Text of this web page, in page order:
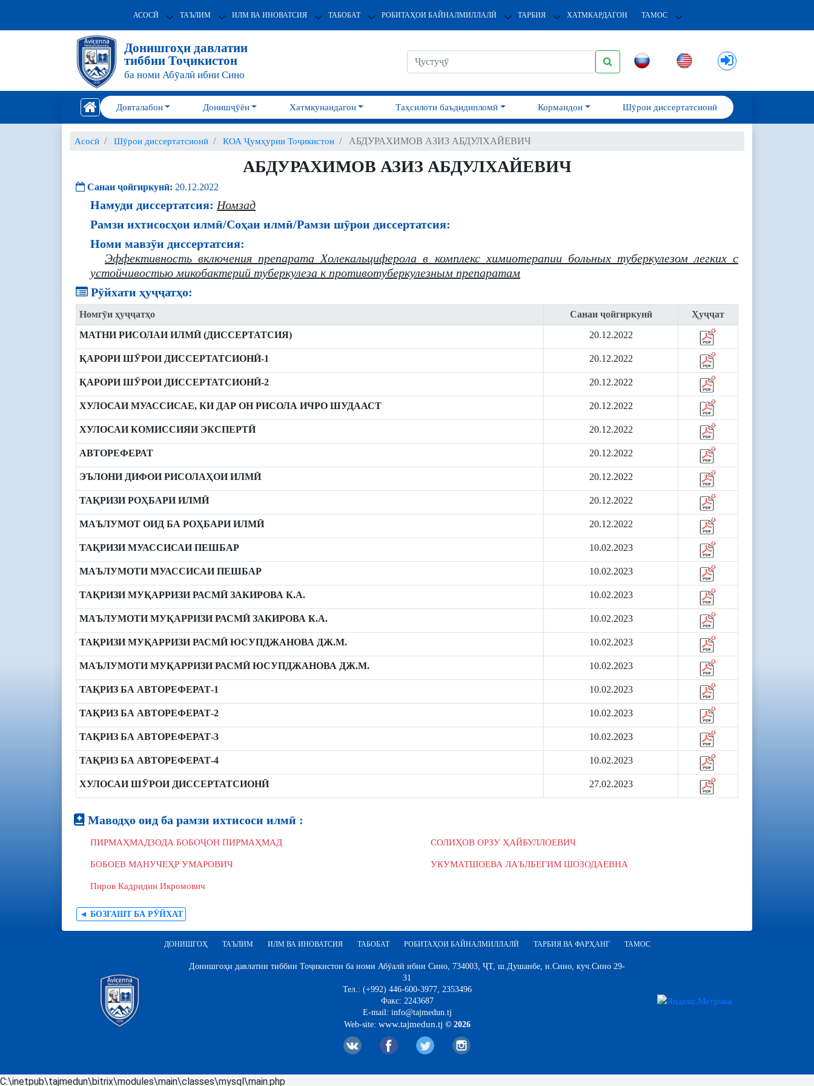
АСОСӢ ТАЪЛИМ ИЛМ ВА ИНОВАТСИЯ ТАБОБАТ РОБИТАҲОИ БАЙНАЛМИЛЛАЛӢ ТАРБИЯ ХАТМКАРДАГОН ТАМОС
Донишгоҳи давлатии
тиббии Тоҷикистон
ба номи Абӯалӣ ибни Сино
Довталабон Донишҷӯён Хатмкунандагон Таҳсилоти баъдидипломӣ Кормандон Шӯрои диссертатсионӣ
Асосӣ Шӯрои диссертатсионӣ КОА Ҷумҳурии Тоҷикистон АБДУРАХИМОВ АЗИЗ АБДУЛХАЙЕВИЧ
АБДУРАХИМОВ АЗИЗ АБДУЛХАЙЕВИЧ
Санаи ҷойгиркунӣ: 20.12.2022
Намуди диссертатсия: Номзад
Рамзи ихтисосҳои илмӣ/Соҳаи илмӣ/Рамзи шӯрои диссертатсия:
Номи мавзӯи диссертатсия:
Эффективность включения препарата Холекальциферола в комплекс химиотерапии больных туберкулезом легких с
устойчивостью микобактерий туберкулеза к противотуберкулезным препаратам
Рӯйхати ҳуҷҷатҳо:
Номгӯи ҳуҷҷатҳо Санаи ҷойгиркунӣ
Ҳуҷҷат
МАТНИ РИСОЛАИ ИЛМӢ (ДИССЕРТАТСИЯ)
20.12.2022
ҚАРОРИ ШӮРОИ ДИССЕРТАТСИОНӢ-1 20.12.2022
ҚАРОРИ ШӮРОИ ДИССЕРТАТСИОНӢ-2 20.12.2022
ХУЛОСАИ МУАССИСАЕ, КИ ДАР ОН РИСОЛА ИЧРО ШУДААСТ 20.12.2022
ХУЛОСАИ КОМИССИЯИ ЭКСПЕРТӢ 20.12.2022
АВТОРЕФЕРАТ 20.12.2022
ЭЪЛОНИ ДИФОИ РИСОЛАҲОИ ИЛМӢ 20.12.2022
ТАҚРИЗИ РОҲБАРИ ИЛМӢ 20.12.2022
МАЪЛУМОТ ОИД БА РОҲБАРИ ИЛМӢ 20.12.2022
ТАҚРИЗИ МУАССИСАИ ПЕШБАР 10.02.2023
МАЪЛУМОТИ МУАССИСАИ ПЕШБАР 10.02.2023
ТАҚРИЗИ МУҚАРРИЗИ РАСМӢ ЗАКИРОВА К.А. 10.02.2023
МАЪЛУМОТИ МУҚАРРИЗИ РАСМӢ ЗАКИРОВА К.А. 10.02.2023
ТАҚРИЗИ МУҚАРРИЗИ РАСМӢ ЮСУПДЖАНОВА ДЖ.М. 10.02.2023
МАЪЛУМОТИ МУҚАРРИЗИ РАСМӢ ЮСУПДЖАНОВА ДЖ.М. 10.02.2023
ТАҚРИЗ БА АВТОРЕФЕРАТ-1 10.02.2023
ТАҚРИЗ БА АВТОРЕФЕРАТ-2 10.02.2023
ТАҚРИЗ БА АВТОРЕФЕРАТ-3 10.02.2023
ТАҚРИЗ БА АВТОРЕФЕРАТ-4 10.02.2023
ХУЛОСАИ ШӮРОИ ДИССЕРТАТСИОНӢ 27.02.2023
Маводҳо оид ба рамзи ихтисоси илмӣ :
ПИРМАҲМАДЗОДА БОБОҶОН ПИРМАҲМАД СОЛИҲОВ ОРЗУ ҲАЙБУЛЛОЕВИЧ
БОБОЕВ МАНУЧЕҲР УМАРОВИЧ УКУМАТШОЕВА ЛАЪЛБЕГИМ ШОЗОДАЕВНА
Пиров Кадридин Икромович
◄ БОЗГАШТ БА РӮЙХАТ
ДОНИШГОҲ ТАЪЛИМ ИЛМ ВА ИНОВАТСИЯ ТАБОБАТ РОБИТАҲОИ БАЙНАЛМИЛЛАЛӢ ТАРБИЯ ВА ФАРҲАНГ ТАМОС
Донишгоҳи давлатии тиббии Тоҷикистон ба номи Абӯалӣ ибни Сино, 734003, ҶТ, ш.Душанбе, н.Сино, куч.Сино 29-
31
Тел.: (+992) 446-600-3977, 2353496
Факс: 2243687
E-mail: info@tajmedun.tj
Web-site: www.tajmedun.tj © 2026
C:\inetpub\tajmedun\bitrix\modules\main\classes\mysql\main.php